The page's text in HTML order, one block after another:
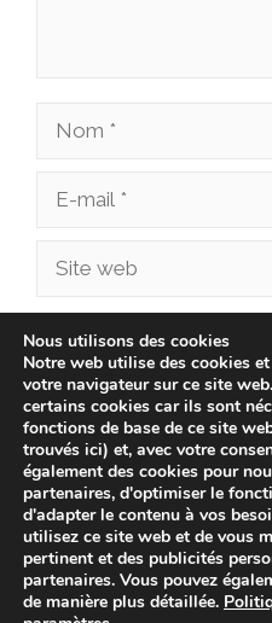
Nom
Site
Enregistrer mon
dans le navigateur
commentaire.
Nous utilisons des cookies
Notre web utilise des cookies
votre navigateur sur ce site
certains cookies car ils sont
fonctions de base de ce site
trouvés ici) et, avec votre
également des cookies pour
partenaires, d'optimiser le
d'adapter le contenu à vos
utilisez ce site web et de vous
pertinent et des publicités
partenaires. Vous pouvez
de manière plus détaillée.